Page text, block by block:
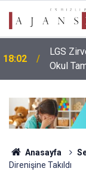
18:02
LGS
Okul
Anasayfa
Direnişine Takıldı